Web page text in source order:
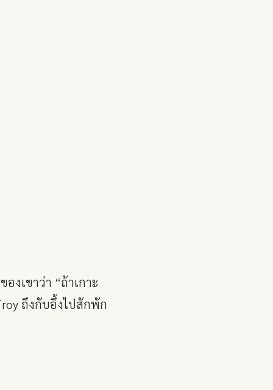
งเขาว่า “ถ้าเกาะ
ถึงกับอึ้งไปสักพัก